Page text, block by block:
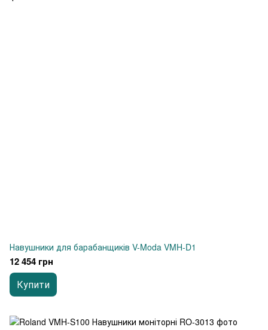
Навушники для барабанщиків V-Moda VMH-D1
12 454 грн
Купити